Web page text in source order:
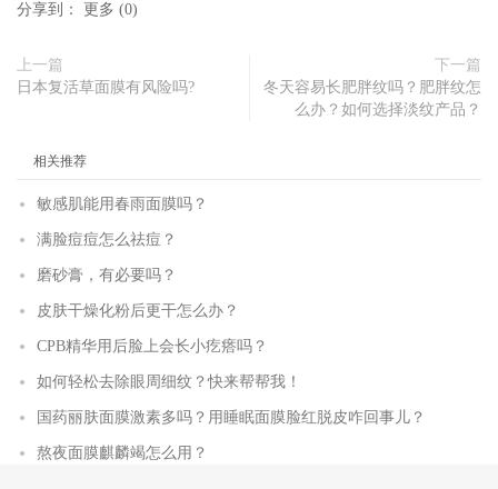
分享到： 更多 (0)
上一篇
日本复活草面膜有风险吗?
下一篇
冬天容易长肥胖纹吗？肥胖纹怎
么办？如何选择淡纹产品？
相关推荐
敏感肌能用春雨面膜吗？
满脸痘痘怎么祛痘？
磨砂膏，有必要吗？
皮肤干燥化粉后更干怎么办？
CPB精华用后脸上会长小疙瘩吗？
如何轻松去除眼周细纹？快来帮帮我！
国药丽肤面膜激素多吗？用睡眠面膜脸红脱皮咋回事儿？
熬夜面膜麒麟竭怎么用？